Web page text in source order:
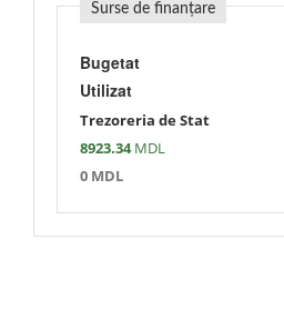
Surse de finanțare
Bugetat
Utilizat
Trezoreria de Stat
8923.34MDL
0 MDL